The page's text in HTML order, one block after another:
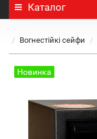
Каталог
Вогнестійкі сейфи
Новинка